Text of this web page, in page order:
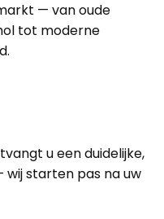
— van oude
tot moderne
u een duidelijke,
wij starten pas na uw